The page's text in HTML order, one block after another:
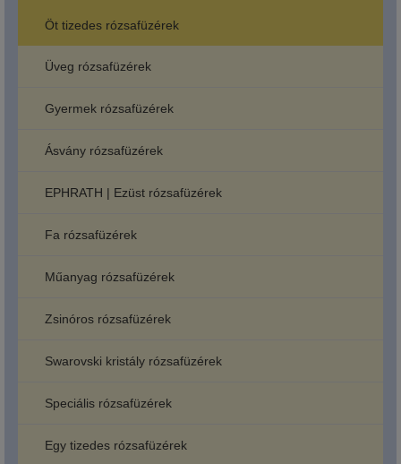
Öt tizedes rózsafüzérek
Üveg rózsafüzérek
Gyermek rózsafüzérek
Ásvány rózsafüzérek
EPHRATH | Ezüst rózsafüzérek
Fa rózsafüzérek
Műanyag rózsafüzérek
Zsinóros rózsafüzérek
Swarovski kristály rózsafüzérek
Speciális rózsafüzérek
Egy tizedes rózsafüzérek